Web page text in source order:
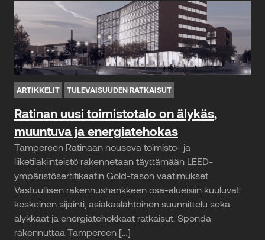
ARTIKKELIT TULEVAISUUDEN RATKAISUT
Ratinan uusi toimistotalo on älykäs,
muuntuva ja energiatehokas
Tampereen Ratinaan nouseva toimisto- ja
liiketilakiinteistö rakennetaan täyttämään LEED-
ympäristösertifikaatin Gold-tason vaatimukset.
Vastuullisen rakennushankkeen osa-alueisiin kuuluvat
keskeinen sijainti, asiakaslähtöinen suunnittelu sekä
älykkäät ja energiatehokkaat ratkaisut. Sponda
rakennuttaa Tampereen […]